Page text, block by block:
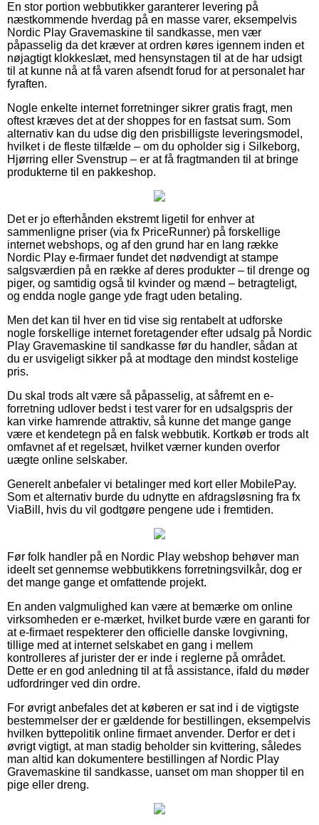
En stor portion webbutikker garanterer levering på
næstkommende hverdag på en masse varer, eksempelvis
Nordic Play Gravemaskine til sandkasse, men vær
påpasselig da det kræver at ordren køres igennem inden et
nøjagtigt klokkeslæt, med hensynstagen til at de har udsigt
til at kunne nå at få varen afsendt forud for at personalet har
fyraften.
Nogle enkelte internet forretninger sikrer gratis fragt, men
oftest kræves det at der shoppes for en fastsat sum. Som
alternativ kan du udse dig den prisbilligste leveringsmodel,
hvilket i de fleste tilfælde – om du opholder sig i Silkeborg,
Hjørring eller Svenstrup – er at få fragtmanden til at bringe
produkterne til en pakkeshop.
Det er jo efterhånden ekstremt ligetil for enhver at
sammenligne priser (via fx PriceRunner) på forskellige
internet webshops, og af den grund har en lang række
Nordic Play e-firmaer fundet det nødvendigt at stampe
salgsværdien på en række af deres produkter – til drenge og
piger, og samtidig også til kvinder og mænd – betragteligt,
og endda nogle gange yde fragt uden betaling.
Men det kan til hver en tid vise sig rentabelt at udforske
nogle forskellige internet foretagender efter udsalg på Nordic
Play Gravemaskine til sandkasse før du handler, sådan at
du er usvigeligt sikker på at modtage den mindst kostelige
pris.
Du skal trods alt være så påpasselig, at såfremt en e-
forretning udlover bedst i test varer for en udsalgspris der
kan virke hamrende attraktiv, så kunne det mange gange
være et kendetegn på en falsk webbutik. Kortkøb er trods alt
omfavnet af et regelsæt, hvilket værner kunden overfor
uægte online selskaber.
Generelt anbefaler vi betalinger med kort eller MobilePay.
Som et alternativ burde du udnytte en afdragsløsning fra fx
ViaBill, hvis du vil godtgøre pengene ude i fremtiden.
Før folk handler på en Nordic Play webshop behøver man
ideelt set gennemse webbutikkens forretningsvilkår, dog er
det mange gange et omfattende projekt.
En anden valgmulighed kan være at bemærke om online
virksomheden er e-mærket, hvilket burde være en garanti for
at e-firmaet respekterer den officielle danske lovgivning,
tillige med at internet selskabet en gang i mellem
kontrolleres af jurister der er inde i reglerne på området.
Dette er en god anledning til at få assistance, ifald du møder
udfordringer ved din ordre.
For øvrigt anbefales det at køberen er sat ind i de vigtigste
bestemmelser der er gældende for bestillingen, eksempelvis
hvilken byttepolitik online firmaet anvender. Derfor er det i
øvrigt vigtigt, at man stadig beholder sin kvittering, således
man altid kan dokumentere bestillingen af Nordic Play
Gravemaskine til sandkasse, uanset om man shopper til en
pige eller dreng.